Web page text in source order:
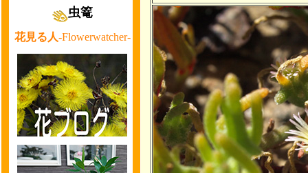
虫篭
花見る人-Flowerwatcher-